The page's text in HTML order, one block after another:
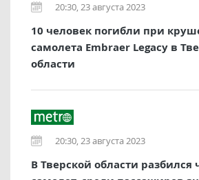
20:30, 23 августа 2023
10 человек погибли при
самолета Embraer Legacy в
области
20:30, 23 августа 2023
В Тверской области разбился